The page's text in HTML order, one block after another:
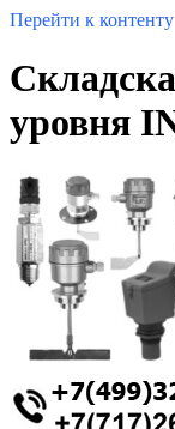
Перейти к контенту
уровня